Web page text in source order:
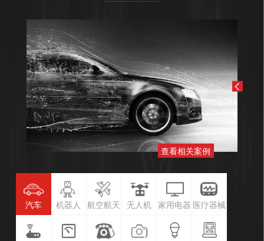
查看相关案例
汽车 机器人 航空航天 无人机 家用电器 医疗器械